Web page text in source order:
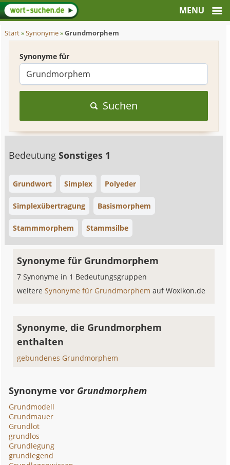
Start»Synonyme»Grundmorphem
Synonyme für
Suchen
BedeutungSonstiges 1
Grundwort Simplex Polyeder
Simplexübertragung Basismorphem
Stammmorphem Stammsilbe
Synonyme für Grundmorphem
7 Synonyme in 1 Bedeutungsgruppen
weitereSynonyme für Grundmorphemauf Woxikon.de
Synonyme, die Grundmorphem
enthalten
gebundenes Grundmorphem
Synonyme vor Grundmorphem
Grundmodell
Grundmauer
Grundlot
grundlos
Grundlegung
grundlegend